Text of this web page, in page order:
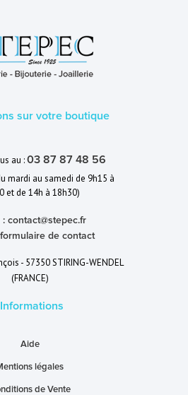
sur votre boutique
au :03 87 87 48 56
mardi au samedi de 9h15 à
et de 14h à 18h30)
: contact@stepec.fr
de contact
- 57350 STIRING-WENDEL
(FRANCE)
Informations
Aide
légales
de Vente